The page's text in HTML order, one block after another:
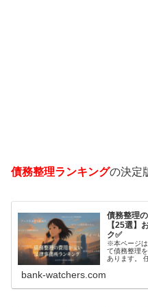
債務整理ランキングの決定
債務整理
【25選】
ク✅
※本ページは
て債務整理
あります。
bank-watchers.com